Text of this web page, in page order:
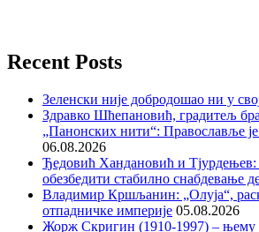
Recent Posts
Зеленски није добродошао ни у
Здравко Шћепановић, градитељ
„Панонских нити“: Православље
06.08.2026
Ђедовић Хандановић и
обезбедити стабилно снабдевање
Владимир Кршљанин: „Олуја“,
отпадничке империје 05.08.2026
Жорж Скригин (1910-1997) – њему